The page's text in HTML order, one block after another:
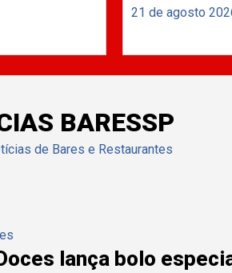
21 de agosto
BARESSP
de Bares e Restaurantes
lança bolo